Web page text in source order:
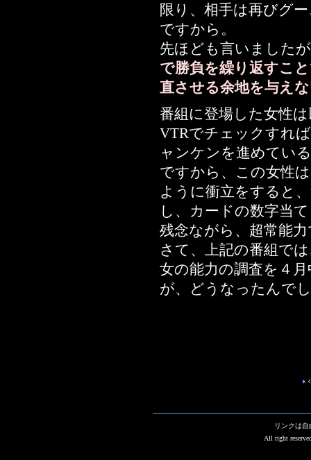
限り、相手は再びグ
ですから。
先ほども言いました
で勝負を繰り返すこ
直させる余地を与え
番組に登場した女性
VTRでチェックすれ
ャンケンを進めてい
ですから、この女性
ように衝立をすると
し、カードの数字当
残念ながら、超常能
さて、上記の番組で
女の能力の調査を４
が、どうなったんで
リンクは
All right